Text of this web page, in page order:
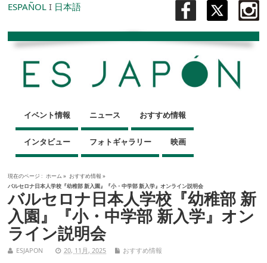
ESPAÑOL I 日本語
イベント情報 ニュース おすすめ情報
インタビュー フォトギャラリー 映画
現在のページ : ホーム » おすすめ情報 »
バルセロナ日本人学校『幼稚部 新入園』『小・中学部 新入学』オンライン説明会
バルセロナ日本人学校『幼稚部 新
入園』『小・中学部 新入学』オン
ライン説明会
ESJAPON 20, 11月, 2025 おすすめ情報